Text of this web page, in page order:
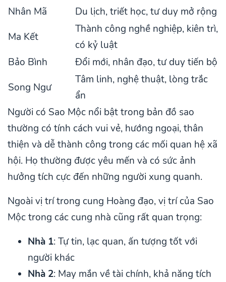
Nhân Mã
Du lịch, triết học, tư duy mở rộng
Ma Kết
Thành công nghề nghiệp, kiên trì,
có kỷ luật
Bảo Bình
Đổi mới, nhân đạo, tư duy tiến bộ
Song Ngư
Tâm linh, nghệ thuật, lòng trắc
ẩn
Người có Sao Mộc nổi bật trong bản đồ sao
thường có tính cách vui vẻ, hướng ngoại, thân
thiện và dễ thành công trong các mối quan hệ xã
hội. Họ thường được yêu mến và có sức ảnh
hưởng tích cực đến những người xung quanh.
Ngoài vị trí trong cung Hoàng đạo, vị trí của Sao
Mộc trong các cung nhà cũng rất quan trọng:
Nhà 1: Tự tin, lạc quan, ấn tượng tốt với
người khác
Nhà 2: May mắn về tài chính, khả năng tích